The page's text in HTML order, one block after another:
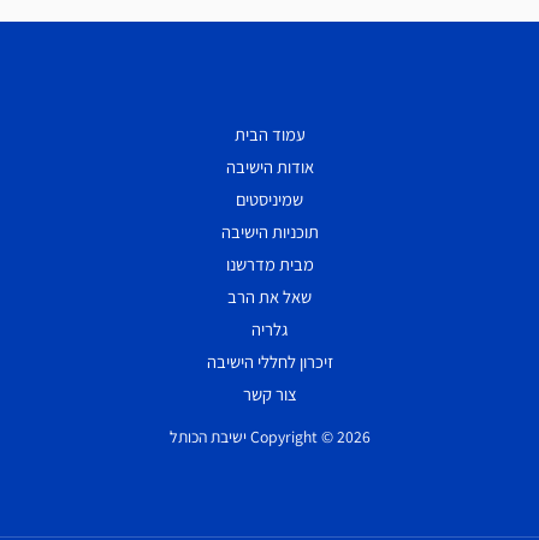
עמוד הבית
אודות הישיבה
שמיניסטים
תוכניות הישיבה
מבית מדרשנו
שאל את הרב
גלריה
זיכרון לחללי הישיבה
צור קשר
Copyright © 2026 ישיבת הכותל